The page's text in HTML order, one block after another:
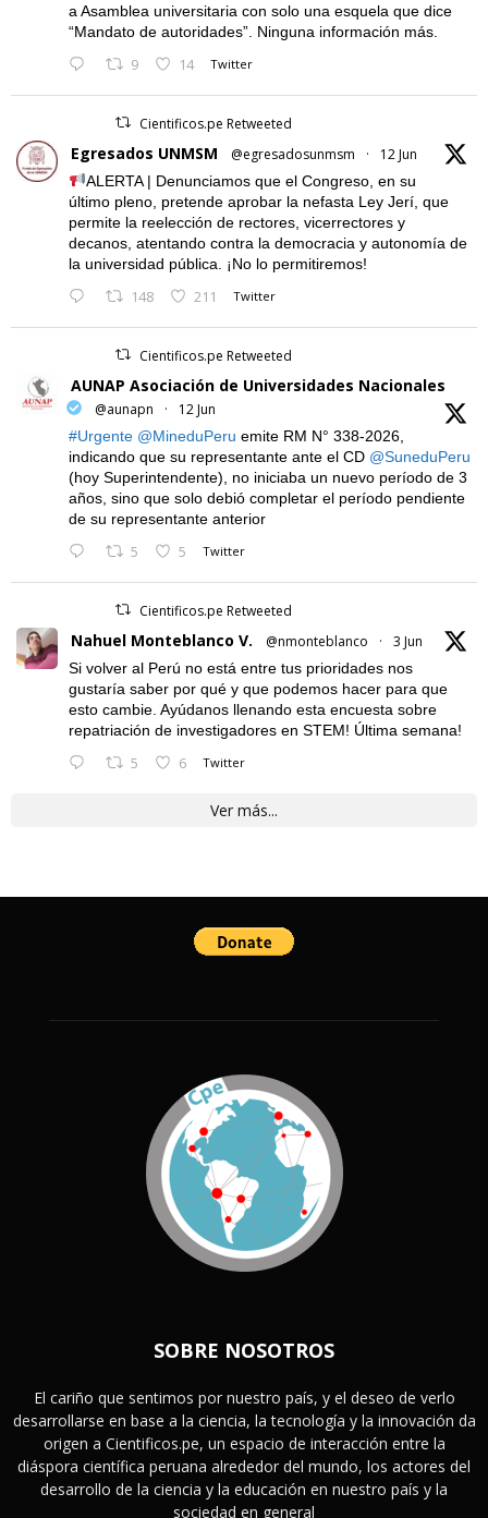
a Asamblea universitaria con solo una esquela que dice
“Mandato de autoridades”. Ninguna información más.
9 14 Twitter
Cientificos.pe Retweeted
Egresados UNMSM @egresadosunmsm · 12 Jun
ALERTA | Denunciamos que el Congreso, en su
último pleno, pretende aprobar la nefasta Ley Jerí, que
permite la reelección de rectores, vicerrectores y
decanos, atentando contra la democracia y autonomía de
la universidad pública. ¡No lo permitiremos!
148 211 Twitter
Cientificos.pe Retweeted
AUNAP Asociación de Universidades Nacionales
@aunapn · 12 Jun
#Urgente @MineduPeru emite RM N° 338-2026,
indicando que su representante ante el CD @SuneduPeru
(hoy Superintendente), no iniciaba un nuevo período de 3
años, sino que solo debió completar el período pendiente
de su representante anterior
5 5 Twitter
Cientificos.pe Retweeted
Nahuel Monteblanco V. @nmonteblanco · 3 Jun
Si volver al Perú no está entre tus prioridades nos
gustaría saber por qué y que podemos hacer para que
esto cambie. Ayúdanos llenando esta encuesta sobre
repatriación de investigadores en STEM! Última semana!
5 6 Twitter
Ver más...
SOBRE NOSOTROS
El cariño que sentimos por nuestro país, y el deseo de verlo
desarrollarse en base a la ciencia, la tecnología y la innovación da
origen a Cientificos.pe, un espacio de interacción entre la
diáspora científica peruana alrededor del mundo, los actores del
desarrollo de la ciencia y la educación en nuestro país y la
sociedad en general